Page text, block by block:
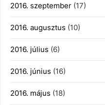
2016. szeptember (17)
2016. augusztus (10)
2016. július (6)
2016. június (16)
2016. május (18)